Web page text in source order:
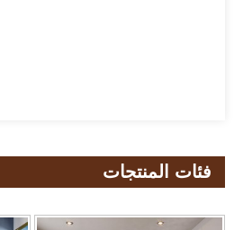
فئات المنتجات